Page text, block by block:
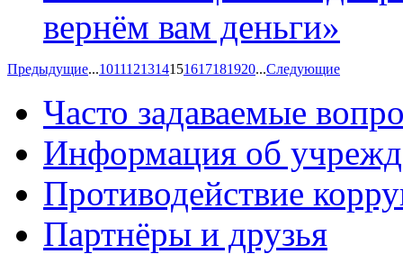
вернём вам деньги»
Предыдущие...1011121314151617181920...Следующие
Часто задаваемые
Информация об
Противодействие
Партнёры и друзья